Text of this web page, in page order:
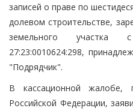
записей о праве по
долевом строительстве,
земельного участка
27:23:0010624:298,
"Подрядчик".
В кассационной жалобе,
Российской Федерации,